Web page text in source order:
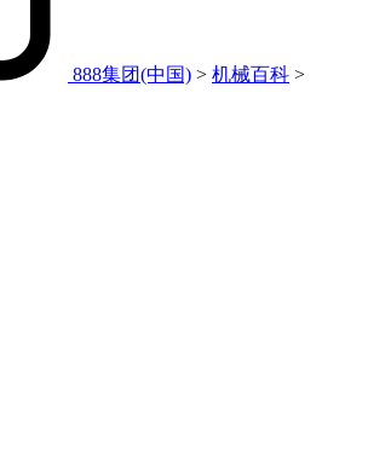
888集团(中国) > 机械百科 >